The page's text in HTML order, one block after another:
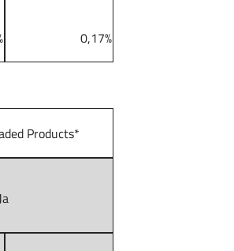
0,17%
Products*